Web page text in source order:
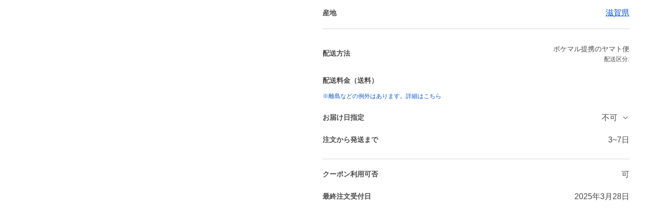
産地 滋賀県
配送方法
ポケマル提携のヤマト便
配送区分:
配送料金（送料）
※離島などの例外はあります。詳細はこちら
お届け日指定 不可
注文から発送まで 3~7日
クーポン利用可否 可
最終注文受付日 2025年3月28日